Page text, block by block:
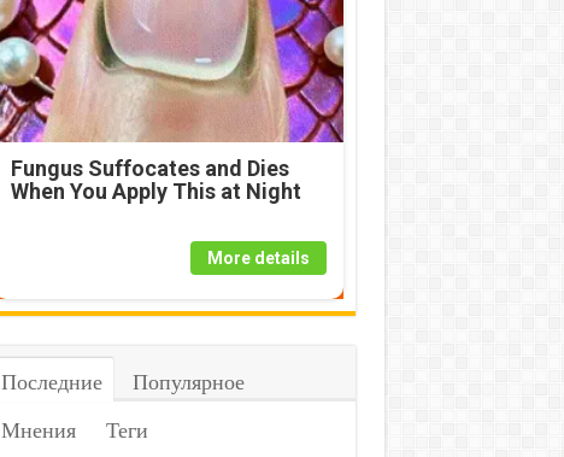
Fungus Suffocates and Dies
When You Apply This at Night
More details
Последние
Популярное
Мнения
Теги